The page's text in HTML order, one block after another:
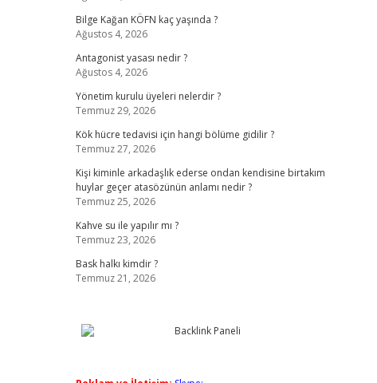
Bilge Kağan KÖFN kaç yaşında ?
Ağustos 4, 2026
Antagonist yasası nedir ?
Ağustos 4, 2026
Yönetim kurulu üyeleri nelerdir ?
Temmuz 29, 2026
Kök hücre tedavisi için hangi bölüme gidilir ?
Temmuz 27, 2026
Kişi kiminle arkadaşlık ederse ondan kendisine birtakım
huylar geçer atasözünün anlamı nedir ?
Temmuz 25, 2026
Kahve su ile yapılır mı ?
Temmuz 23, 2026
Bask halkı kimdir ?
Temmuz 21, 2026